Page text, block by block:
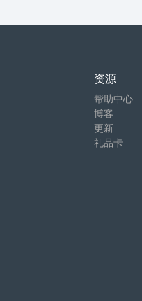
资源
帮助中心
博客
更新
礼品卡